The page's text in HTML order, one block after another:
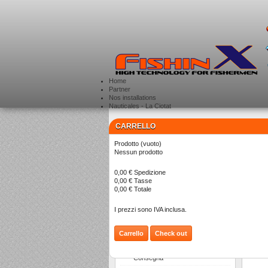
Home
Partner
Nos installations
Nauticales - La Ciotat
CARRELLO
Prodotto (vuoto)
Nessun prodotto
0,00 € Spedizione
0,00 € Tasse
0,00 € Totale
I prezzi sono IVA inclusa.
Carrello Check out
CATEGORIE
INFORMAZIONI
Consegna
>